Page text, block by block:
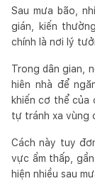
Sau mưa bão,
gián, kiến
chính là nơi lý
Trong dân gian,
hiên nhà để
khiến cơ thể của
tự tránh xa vùng
Cách này tuy
vực ẩm thấp,
hiện nhiều sau